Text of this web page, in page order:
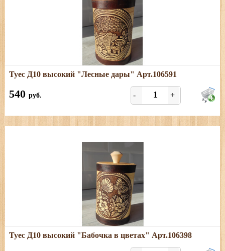
Подробнее
Размеры: высота (с хватком) - 18 см; диаметр - 10,5;
объем - 1,1 л
Туес Д10 высокий "Лесные дары" Арт.106591
540 руб. - +
Подробнее
Размеры: высота (с хватком) - 18 см; диаметр - 10,5;
Туес Д10 высокий "Бабочка в цветах" Арт.106398